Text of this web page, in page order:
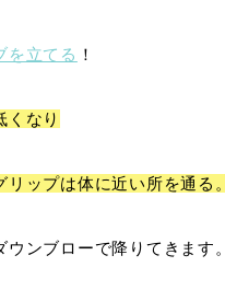
を立てる ！
くなり
ップは体に近い所を通る。
ンブローで降りてきます。